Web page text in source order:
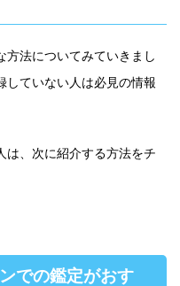
方法についてみていきまし
していない人は必見の情報
は、次に紹介する方法をチ
での鑑定がおす